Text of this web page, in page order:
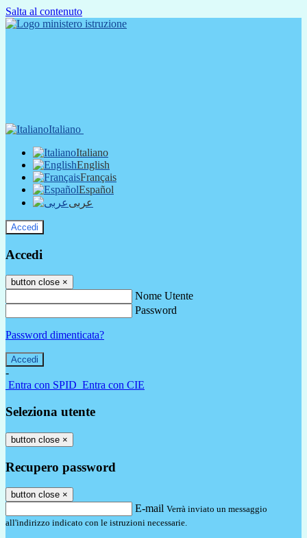
Salta al contenuto
Italiano
Italiano
English
Français
Español
عربى
Accedi
Accedi
button close ×
Nome Utente
Password
Password dimenticata?
-
Entra con SPID Entra con CIE
Seleziona utente
button close ×
Recupero password
button close ×
E-mail Verrà inviato un messaggio
all'indirizzo indicato con le istruzioni necessarie.